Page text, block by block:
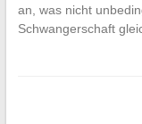
an, was nicht
Schwangerschaft